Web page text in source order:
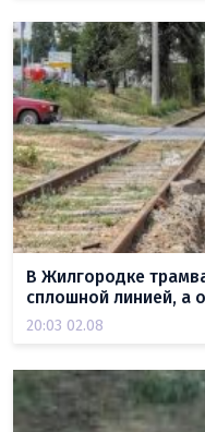
В Жилгородке
сплошной линией, а
20:03 02.08